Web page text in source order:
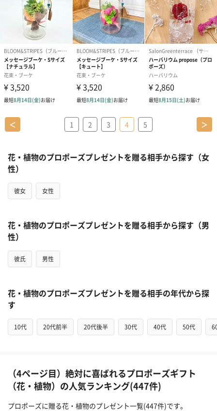
＜ 1 2 3 4 5 ＞
花・植物のプロポーズプレゼントを贈る相手から探す（女
性）
彼女 女性
花・植物のプロポーズプレゼントを贈る相手から探す（男
性）
彼氏 男性
花・植物のプロポーズプレゼントを贈る相手の年代から探
す
10代 20代前半 20代後半 30代 40代 50代
（4ページ目）絶対に喜ばれるプロポーズギフト
（花・植物）の人気ランキング(447件)
プロポーズに贈る花・植物のプレゼント一覧(447件)です。